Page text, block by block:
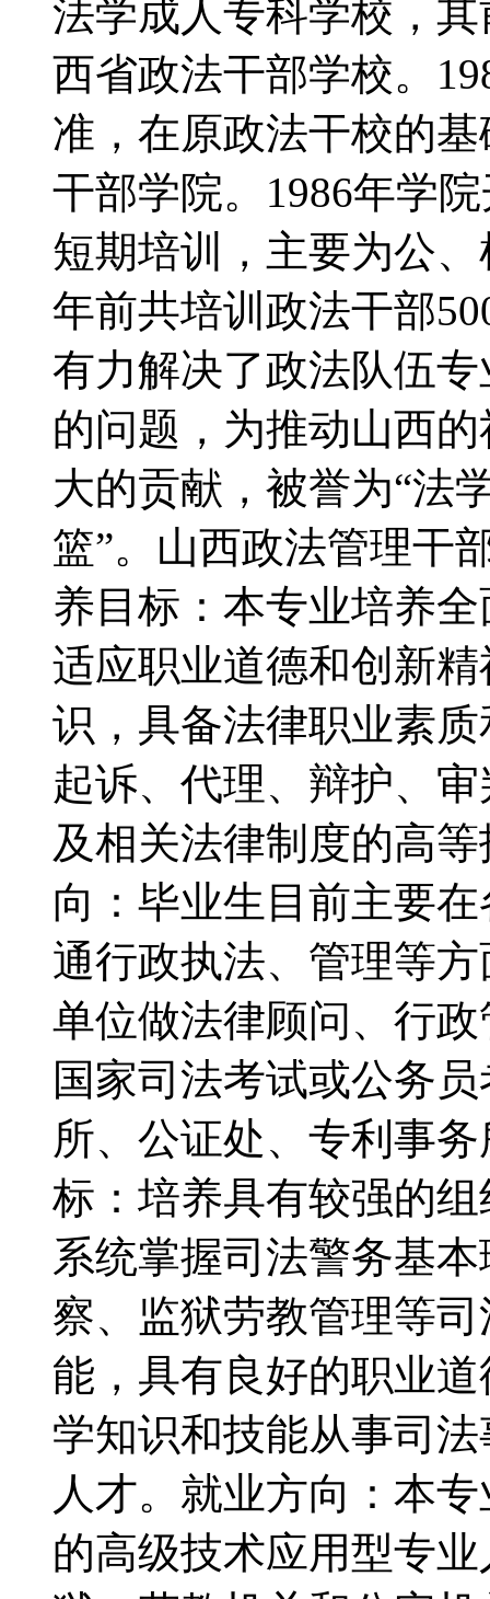
法学成人专科学校，
西省政法干部学校。
准，在原政法干校的
干部学院。1986年学
短期培训，主要为公
年前共培训政法干部
有力解决了政法队伍
的问题，为推动山西
大的贡献，被誉为“法
篮”。山西政法管理干
养目标：本专业培养
适应职业道德和创新
识，具备法律职业素
起诉、代理、辩护、
及相关法律制度的高
向：毕业生目前主要
通行政执法、管理等
单位做法律顾问、行
国家司法考试或公务
所、公证处、专利事
标：培养具有较强的
系统掌握司法警务基
察、监狱劳教管理等
能，具有良好的职业
学知识和技能从事司
人才。就业方向：本
的高级技术应用型专